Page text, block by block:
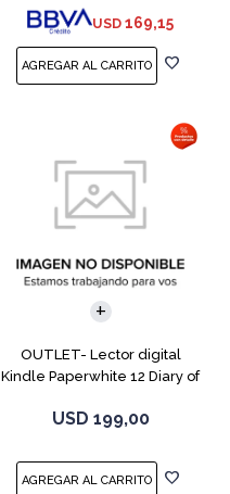
USD 169,15
OUTLET- Lector digital
Kindle Paperwhite 12 Diary of
USD 199,00